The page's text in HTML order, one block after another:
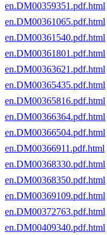
en.DM00359351.pdf.html
en.DM00361065.pdf.html
en.DM00361540.pdf.html
en.DM00361801.pdf.html
en.DM00363621.pdf.html
en.DM00365435.pdf.html
en.DM00365816.pdf.html
en.DM00366364.pdf.html
en.DM00366504.pdf.html
en.DM00366911.pdf.html
en.DM00368330.pdf.html
en.DM00368350.pdf.html
en.DM00369109.pdf.html
en.DM00372763.pdf.html
en.DM00409340.pdf.html